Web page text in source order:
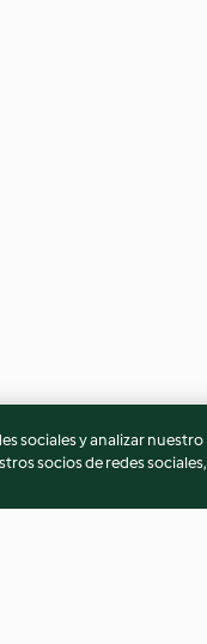
sociales y analizar nuestro
socios de redes sociales,